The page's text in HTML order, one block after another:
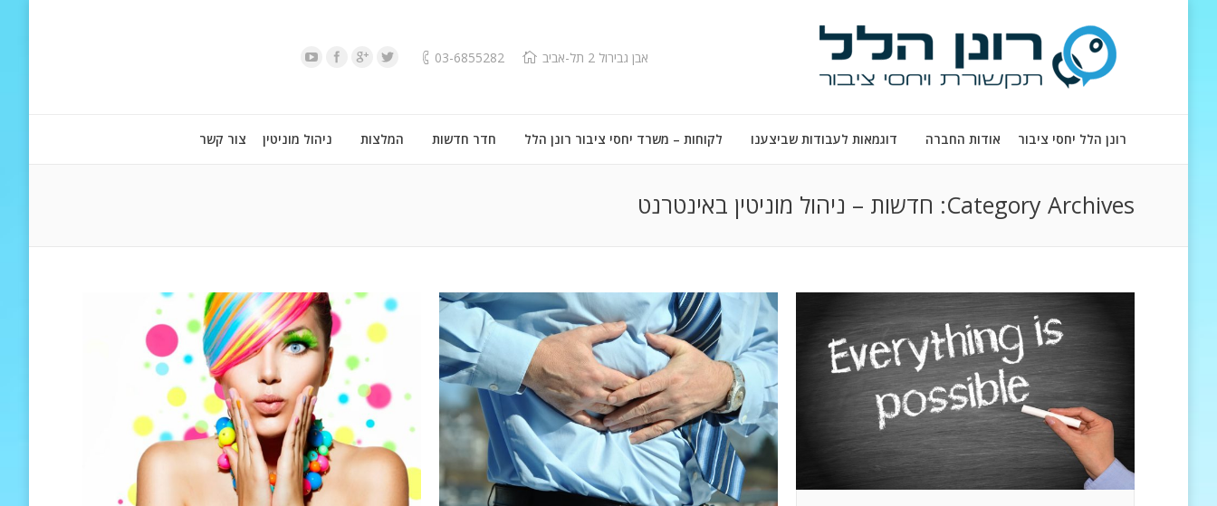
אבן גבירול 2 תל-אביב 03-6855282
רונן הלל יחסי ציבור אודות החברה דוגמאות לעבודות שביצענו לקוחות – משרד יחסי ציבור רונן הלל חדר חדשות המלצות ניהול מוניטין צור קשר
Category Archives: חדשות – ניהול מוניטין באינטרנט